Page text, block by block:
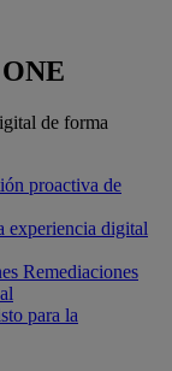
de forma
proactiva de
experiencia digital
Remediaciones
para la